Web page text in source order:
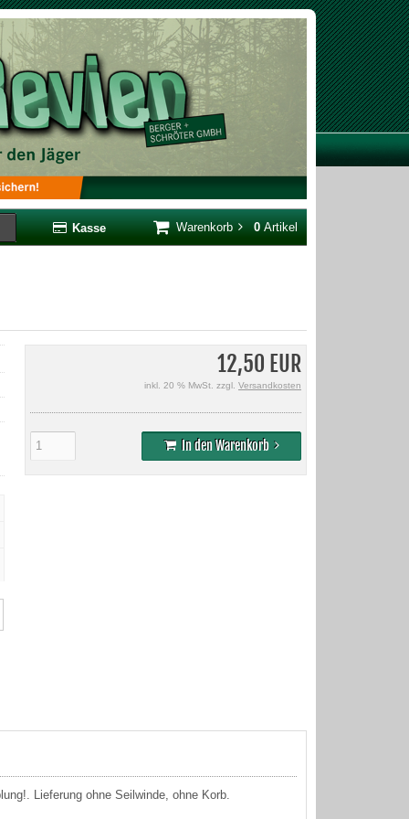
Kasse Warenkorb 0 Artikel
12,50 EUR
inkl. 20 % MwSt. zzgl. Versandkosten
In den Warenkorb
Lieferung ohne Seilwinde, ohne Korb.